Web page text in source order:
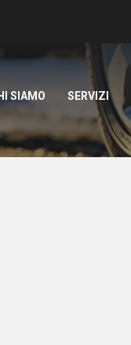
SIAMO SERVIZI